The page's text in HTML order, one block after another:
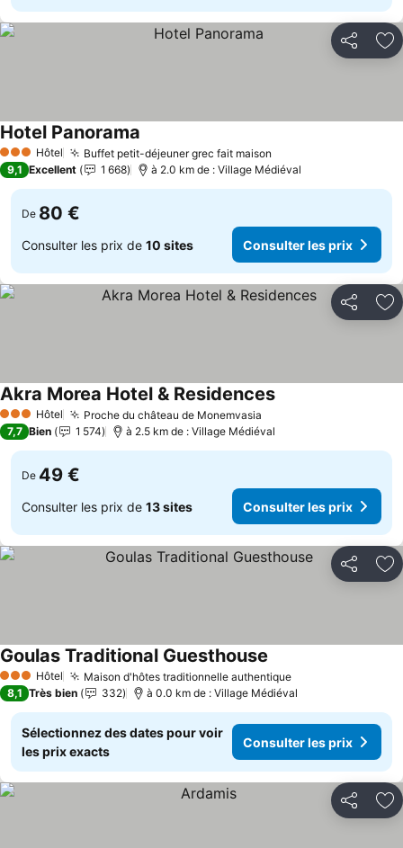
Partager
3 ÉtoilesHôtel Buffet petit-déjeuner grec fait maison
Hotel Panorama
9,1 Excellent 1 668 à 2.0 km de : Village Médiéval
De 80 €
Consulter les prix de 10 sites Consulter les prix
Partager
3 ÉtoilesHôtel Proche du château de Monemvasia
Akra Morea Hotel & ResidencesConsulter les prix
7,7 Bien 1 574 à 2.5 km de : Village Médiéval
De 49 €
Consulter les prix de 13 sites Consulter les prix
Partager
3 ÉtoilesHôtel Maison d'hôtes traditionnelle authentiqueConsulter les
Goulas Traditional Guesthouse
8,1 Très bien 332 à 0.0 km de : Village Médiéval
Sélectionnez des dates pour voir
les prix exacts
Consulter les prix
Partager